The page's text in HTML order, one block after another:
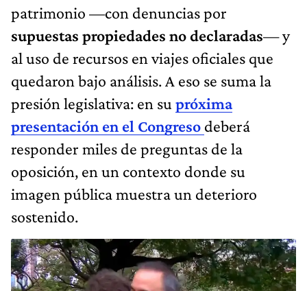
patrimonio —con denuncias por
supuestas propiedades no declaradas— y
al uso de recursos en viajes oficiales que
quedaron bajo análisis. A eso se suma la
presión legislativa: en su próxima
presentación en el Congreso deberá
responder miles de preguntas de la
oposición, en un contexto donde su
imagen pública muestra un deterioro
sostenido.